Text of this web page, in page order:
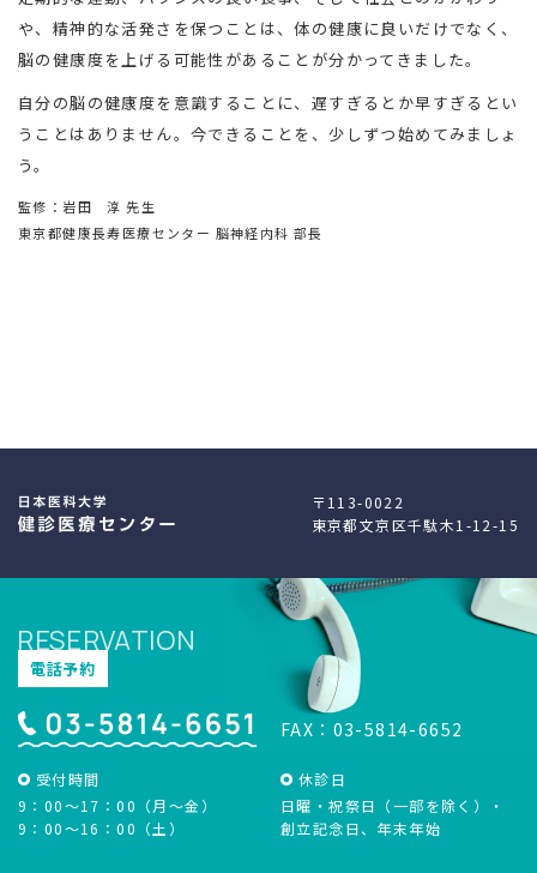
や、精神的な活発さを保つことは、体の健康に良いだけでなく、
脳の健康度を上げる可能性があることが分かってきました。
自分の脳の健康度を意識することに、遅すぎるとか早すぎるとい
うことはありません。今できることを、少しずつ始めてみましょ
う。
監修：岩田 淳 先生
東京都健康長寿医療センター 脳神経内科 部長
〒113-0022
東京都文京区千駄木1-12-15
電話予約
RESERVATION
FAX：03-5814-6652
受付時間
9：00～17：00（月～金）
9：00～16：00（土）
休診日
日曜・祝祭日（一部を除く）・
創立記念日、年末年始